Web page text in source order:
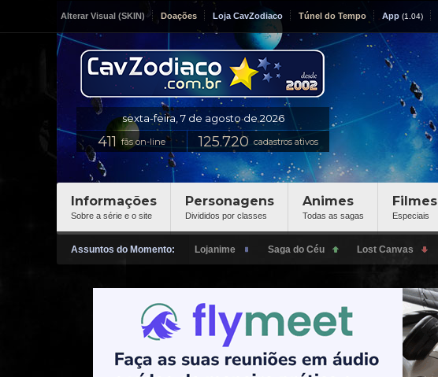
Alterar Visual (SKIN) Doações Loja CavZodiaco Túnel do Tempo App
fãs on-line cadastros ativos
Informações
Sobre a série e o site
Personagens
Divididos por classes
Animes
Todas as sagas
Filmes
Especiais
Assuntos do Momento: